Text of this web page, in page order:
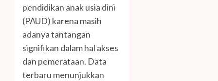
pendidikan anak usia dini
(PAUD) karena masih
adanya tantangan
signifikan dalam hal akses
dan pemerataan. Data
terbaru menunjukkan